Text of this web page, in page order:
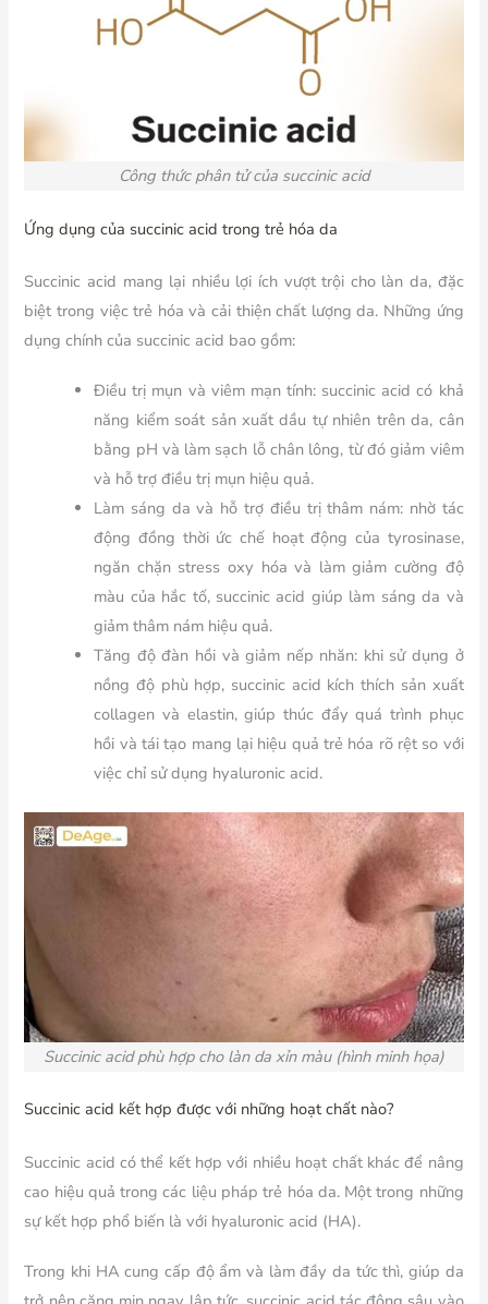
Công thức phân tử của succinic acid
Ứng dụng của succinic acid trong trẻ hóa da
Succinic acid mang lại nhiều lợi ích vượt trội cho làn da, đặc
biệt trong việc trẻ hóa và cải thiện chất lượng da. Những ứng
dụng chính của succinic acid bao gồm:
Điều trị mụn và viêm mạn tính: succinic acid có khả
năng kiểm soát sản xuất dầu tự nhiên trên da, cân
bằng pH và làm sạch lỗ chân lông, từ đó giảm viêm
và hỗ trợ điều trị mụn hiệu quả.
Làm sáng da và hỗ trợ điều trị thâm nám: nhờ tác
động đồng thời ức chế hoạt động của tyrosinase,
ngăn chặn stress oxy hóa và làm giảm cường độ
màu của hắc tố, succinic acid giúp làm sáng da và
giảm thâm nám hiệu quả.
Tăng độ đàn hồi và giảm nếp nhăn: khi sử dụng ở
nồng độ phù hợp, succinic acid kích thích sản xuất
collagen và elastin, giúp thúc đẩy quá trình phục
hồi và tái tạo mang lại hiệu quả trẻ hóa rõ rệt so với
việc chỉ sử dụng hyaluronic acid.
Succinic acid phù hợp cho làn da xỉn màu (hình minh họa)
Succinic acid kết hợp được với những hoạt chất nào?
Succinic acid có thể kết hợp với nhiều hoạt chất khác để nâng
cao hiệu quả trong các liệu pháp trẻ hóa da. Một trong những
sự kết hợp phổ biến là với hyaluronic acid (HA).
Trong khi HA cung cấp độ ẩm và làm đầy da tức thì, giúp da